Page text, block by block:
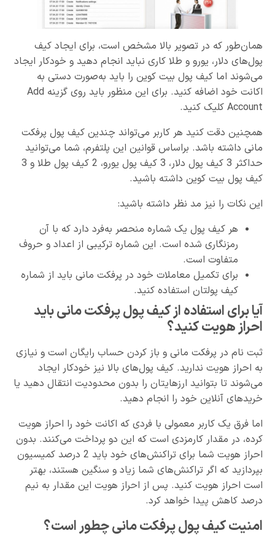
همان‌طور که در تصویر بالا مشخص است، برای ایجاد کیف
پول‌های دلار، یورو و طلا کاری نباید انجام دهید و خودکار ایجاد
می‌شوند اما کیف پول بیت کوین را باید به‌صورت دستی به
اکانت خود اضافه کنید. برای این منظور باید روی گزینه Add
Account کلیک کنید.
همچنین دقت کنید هر کاربر می‌تواند چندین کیف پول پرفکت
مانی داشته باشد. براساس قوانین این پلتفرم، شما می‌توانید
حداکثر 3 کیف پول دلار، 3 کیف پول یورو، 2 کیف پول طلا و 3
کیف پول بیت کوین داشته باشید.
این نکات را نیز مد نظر داشته باشید:
هر کیف پول یک شماره منحصر به‌فرد دارد که با آن
رمزنگاری شده است. این شماره ترکیبی از اعداد و حروف
متفاوت است.
برای تکمیل معاملات خود در پرفکت مانی باید از شماره
کیف پولتان استفاده کنید.
آیا برای استفاده از کیف پول پرفکت مانی باید
احراز هویت کنید؟
ثبت نام در پرفکت مانی و باز کردن حساب رایگان است و نیازی
به احراز هویت ندارید. کیف پول‌های بالا نیز خودکار ایجاد
می‌شوند تا بتوانید ارزهایتان را بدون محدودیت انتقال دهید یا
خریدهای آنلاین خود را انجام دهید.
اما فرق یک کاربر معمولی با فردی که اکانت خود را احراز هویت
کرده، در مقدار کارمزدی است که این دو پرداخت می‌کنند. بدون
احراز هویت شما برای تراکنش‌های خود باید 2 درصد کمیسیون
بپردازید که اگر تراکنش‌های شما زیاد و سنگین هستند، بهتر
است احراز هویت کنید. پس از احراز هویت این مقدار به نیم
درصد کاهش پیدا خواهد کرد.
امنیت کیف پول پرفکت مانی چطور است؟